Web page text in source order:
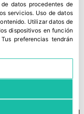
regadíos en
datos procedentes de
servicios. Uso de datos
. Utilizar datos de
dispositivos en función
Tus preferencias tendrán